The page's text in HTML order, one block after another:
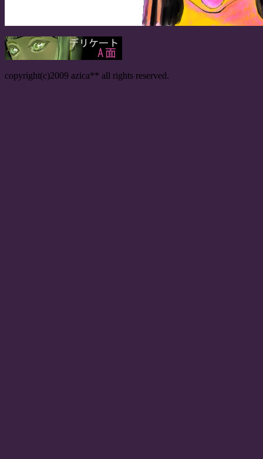
copyright(c)2009 azica** all rights reserved.